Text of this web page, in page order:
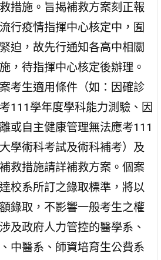
措施。旨揭補救方案刻正報
行疫情指揮中心核定中，囿
迫，故先行通知各高中相關
，待指揮中心核定後辦理。
考生適用條件（如：因確診
111學年度學科能力測驗、因
或自主健康管理無法應考111
學術科考試及術科補考）及
救措施請詳補救方案。個案
校系所訂之錄取標準，將以
錄取，不影響一般考生之權
及政府人力管控的醫學系、
中醫系、師資培育生公費系